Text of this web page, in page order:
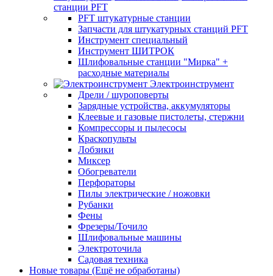
станции PFT
PFT штукатурные станции
Запчасти для штукатурных станций PFT
Инструмент специальный
Инструмент ШИТРОК
Шлифовальные станции "Мирка" +
расходные материалы
Электроинструмент
Дрели / шуроповерты
Зарядные устройства, аккумуляторы
Клеевые и газовые пистолеты, стержни
Компрессоры и пылесосы
Краскопульты
Лобзики
Миксер
Обогреватели
Перфораторы
Пилы электрические / ножовки
Рубанки
Фены
Фрезеры/Точило
Шлифовальные машины
Электроточила
Садовая техника
Новые товары (Ещё не обработаны)